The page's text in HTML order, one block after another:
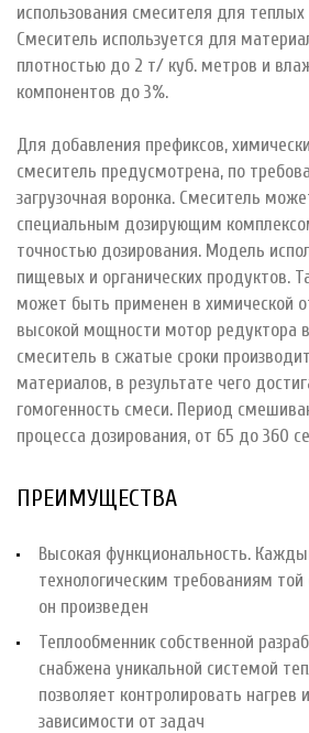
использования смесителя для
Смеситель используется для
плотностью до 2 т/ куб. метров и
компонентов до 3%.
Для добавления префиксов,
смеситель предусмотрена, по
загрузочная воронка. Смеситель
специальным дозирующим
точностью дозирования. Модель
пищевых и органических продуктов.
может быть применен в химической
высокой мощности мотор редуктора
смеситель в сжатые сроки
материалов, в результате чего
гомогенность смеси. Период
процесса дозирования, от 65 до 360
ПРЕИМУЩЕСТВА
Высокая функциональность.
технологическим требованиям
он произведен
Теплообменник собственной
снабжена уникальной системой
позволяет контролировать нагрев
зависимости от задач